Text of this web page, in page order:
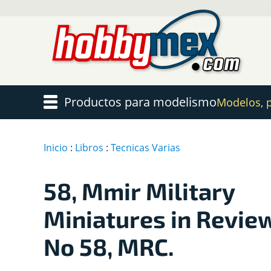
Inicio : Libros : Tecnicas Varias
58, Mmir Military
Miniatures in
No 58, MRC.
Productos para modelismoModelos,